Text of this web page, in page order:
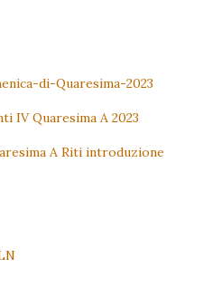
di-Quaresima-2023
IV Quaresima A 2023
A Riti introduzione